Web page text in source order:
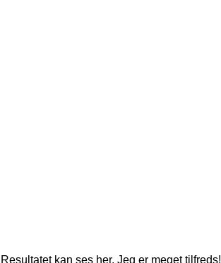
kan ses her. Jeg er meget tilfreds!